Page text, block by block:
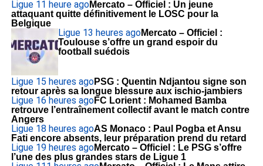
Ligue 11 heure agoMercato – Officiel : Un jeune
attaquant quitte définitivement le LOSC pour la
Belgique
Ligue 13 heures agoMercato – Officiel :
Toulouse s’offre un grand espoir du
football suédois
Ligue 15 heures agoPSG : Quentin Ndjantou signe son
retour après sa longue blessure aux ischio-jambiers
Ligue 16 heures agoFC Lorient : Mohamed Bamba
retrouve l’entraînement collectif avant le match contre
Angers
Ligue 18 heures agoAS Monaco : Paul Pogba et Ansu
Fati encore absents, leur préparation prend du retard
Ligue 19 heures agoMercato – Officiel : Le PSG s’offre
l’une des plus grandes stars de Ligue 1